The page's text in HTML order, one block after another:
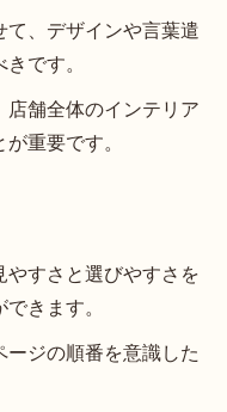
、デザインや言葉遣
です。
店舗全体のインテリア
重要です。
すさと選びやすさを
きます。
ジの順番を意識した